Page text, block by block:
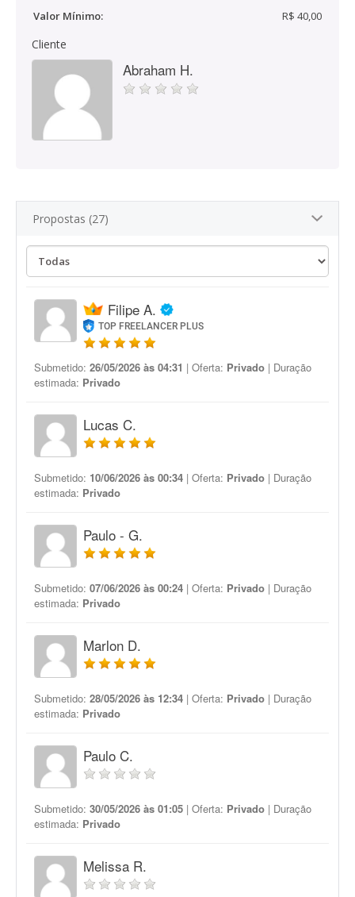
Valor Mínimo:
R$ 40,00
Cliente
Abraham H.
Propostas (27)
Filipe A.
TOP FREELANCER PLUS
Submetido: 26/05/2026 às 04:31 | Oferta: Privado | Duração
estimada: Privado
Lucas C.
Submetido: 10/06/2026 às 00:34 | Oferta: Privado | Duração
estimada: Privado
Paulo - G.
Submetido: 07/06/2026 às 00:24 | Oferta: Privado | Duração
estimada: Privado
Marlon D.
Submetido: 28/05/2026 às 12:34 | Oferta: Privado | Duração
estimada: Privado
Paulo C.
Submetido: 30/05/2026 às 01:05 | Oferta: Privado | Duração
estimada: Privado
Melissa R.